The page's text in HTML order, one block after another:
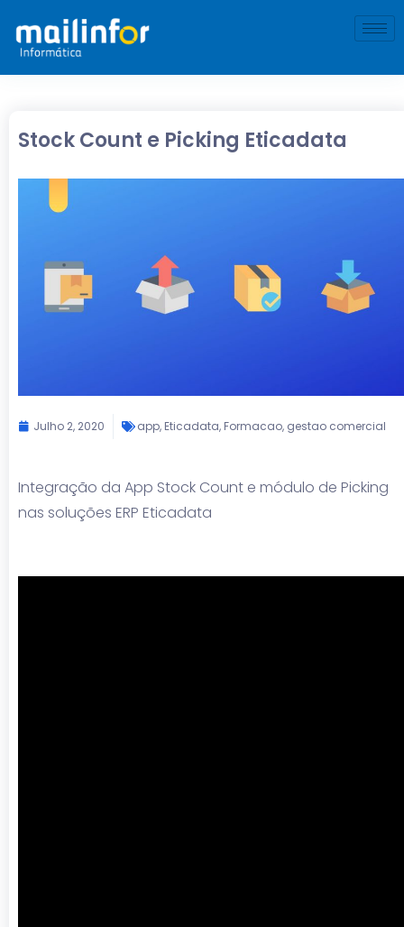
Stock Count e Picking Eticadata
Julho 2, 2020 app, Eticadata, Formacao, gestao comercial
Integração da App Stock Count e módulo de Picking
nas soluções ERP Eticadata